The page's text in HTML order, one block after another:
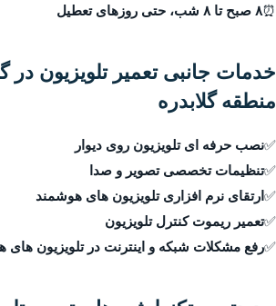
⏰۸ صبح تا ۸ شب، حتی روزهای تعطیل
خدمات جانبی تعمیر تلویزیون در
منطقه گلابدره
✅نصب حرفه ای تلویزیون روی دیوار
✅تنظیمات تخصصی تصویر و صدا
✅ارتقای نرم افزاری تلویزیون های هوشمند
✅تعمیر ریموت کنترل تلویزیون
✅رفع مشکلات شبکه و اینترنت در تلویزیون های